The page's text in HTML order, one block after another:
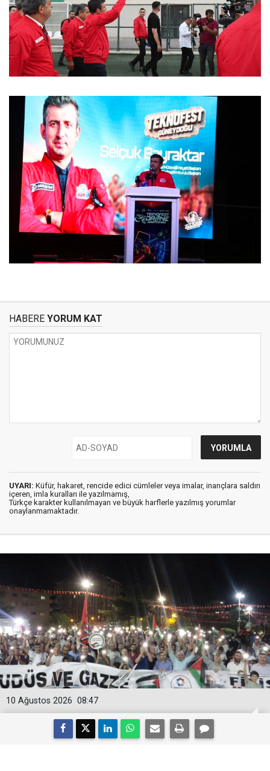
HABERE YORUM KAT
UYARI: Küfür, hakaret, rencide edici cümleler veya imalar, inançlara saldırı
içeren, imla kuralları ile yazılmamış,
Türkçe karakter kullanılmayan ve büyük harflerle yazılmış yorumlar
onaylanmamaktadır.
08:47
10 Ağustos 2026